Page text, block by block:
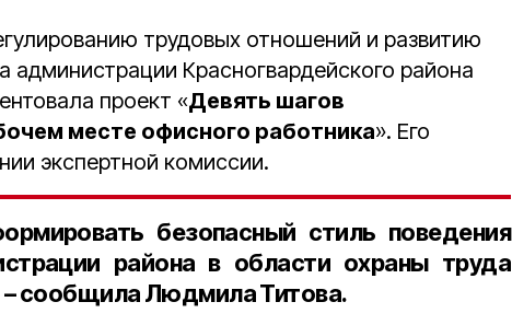
трудовых отношений и развитию
администрации Красногвардейского района
проект «Девять шагов
месте офисного работника». Его
экспертной комиссии.
безопасный стиль поведения
района в области охраны труда
– сообщила Людмила Титова.